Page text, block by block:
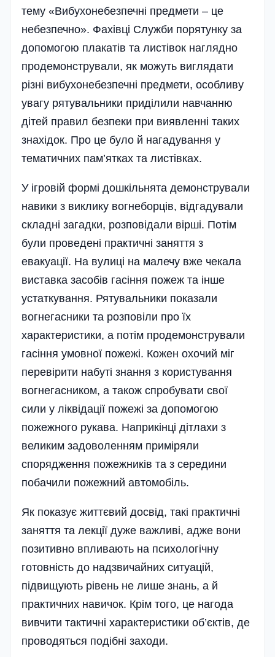
тему «Вибухонебезпечні предмети – це
небезпечно». Фахівці Служби порятунку за
допомогою плакатів та листівок наглядно
продемонстрували, як можуть виглядати
різні вибухонебезпечні предмети, особливу
увагу рятувальники приділили навчанню
дітей правил безпеки при виявленні таких
знахідок. Про це було й нагадування у
тематичних пам’ятках та листівках.
У ігровій формі дошкільнята демонстрували
навики з виклику вогнеборців, відгадували
складні загадки, розповідали вірші. Потім
були проведені практичні заняття з
евакуації. На вулиці на малечу вже чекала
виставка засобів гасіння пожеж та інше
устаткування. Рятувальники показали
вогнегасники та розповіли про їх
характеристики, а потім продемонстрували
гасі­ння умовної пожежі. Кожен охочий міг
перевірити набуті знання з користування
вогнегасником, а також спробувати свої
сили у ліквідації пожежі за допомогою
пожежного рукава. Наприкінці дітлахи з
великим задоволенням приміряли
спорядження пожежників та з середини
побачили пожежний автомобіль.
Як показує життєвий досвід, такі практичні
заняття та лекції дуже важливі, адже вони
позитивно впливають на психологічну
готовність до надзвичайних ситуацій,
підвищують рівень не лише знань, а й
практичних навичок. Крім того, це нагода
вивчити тактичні характеристики об’єктів, де
проводяться подібні заходи.